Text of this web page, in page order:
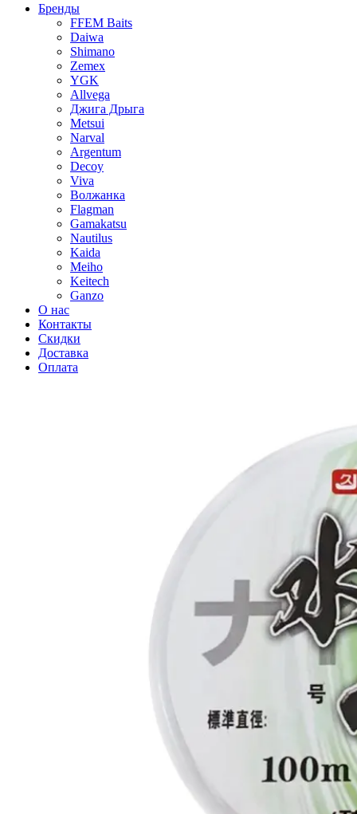
Бренды
FFEM Baits
Daiwa
Shimano
Zemex
YGK
Allvega
Джига Дрыга
Metsui
Narval
Argentum
Decoy
Viva
Волжанка
Flagman
Gamakatsu
Nautilus
Kaida
Meiho
Keitech
Ganzo
О нас
Контакты
Скидки
Доставка
Оплата